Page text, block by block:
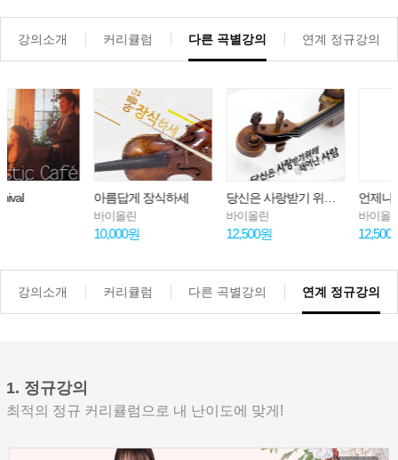
강의소개 커리큘럼 다른 곡별강의 연계 정규강의
아름답게 장식하세 당신은 사랑받기 위해 태어난 사람 언제나 몇 번이라도
강의소개 커리큘럼 다른 곡별강의 연계 정규강의
1. 정규강의
최적의 정규 커리큘럼으로 내 난이도에 맞게!